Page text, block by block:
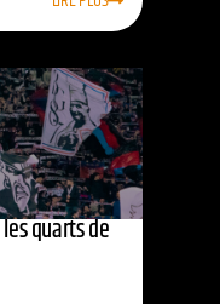
les quarts de